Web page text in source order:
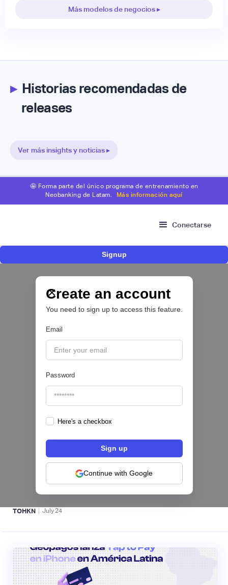
Más modelos de negocios ▸
▸Historias recomendadas de
releases
Ver más insights y noticias ▸
🤩 Forma parte del único programa de entrenamiento en
Neobanking de Latam.
Más información aquí
Conectarse
Signup
Create an account
You need to sign up to access this feature.
Email
Password
Here's a checkbox
Continue with Google
IA para automatizar la gestión de tesorería de
las PYMEs
BFM 👔
July 28
Fintech salvadoreña TOHKN lanza plataforma
para invertir desde US$10 en acciones de EE.
UU. y criptomonedas
ACTIVOS DIGITALES 👾
TOHKN | July24